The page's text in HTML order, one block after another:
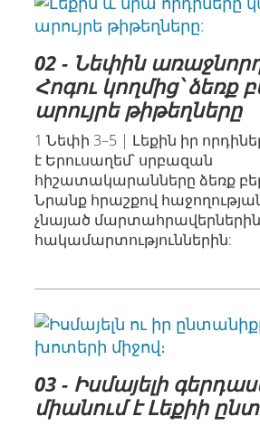
02 - Նեփին
Հոգու կողմից՝ ձեռք
արույրե թիթեղները
1 Նեփի 3–5 | Լեքին իր
է Երուսաղեմ՝ սրբազան
հիշատակարանները ձեռք
Նրանք հրաշքով
չնայած
հակամարտություններին:
03 - Իսմայելի
միանում է Լեքիի